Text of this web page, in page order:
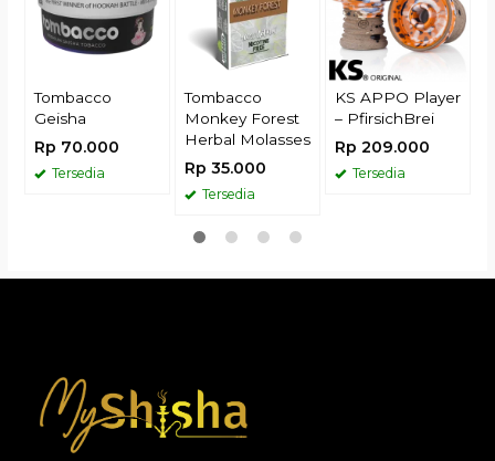
Tombacco
Geisha
Rp 70.000
Tersedia
Tombacco
Monkey Forest
Herbal Molasses
Rp 35.000
Tersedia
KS APPO Player
– PfirsichBrei
Rp 209.000
Tersedia